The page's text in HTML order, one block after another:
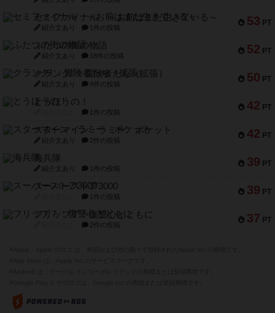
53 PT
セミファイナル ～お前はまだ生きている～
紹介文あり 1件の投稿
52 PT
ふたつの街の物語
紹介文あり 18件の投稿
50 PT
クランク! ：冒険者たち（拡張）
紹介文あり 4件の投稿
42 PT
とうほうの！
1件の投稿
42 PT
スターマイン・ラミー ポケット
紹介文あり 2件の投稿
39 PT
海兵隊
紹介文あり 1件の投稿
39 PT
スーパーストア3000
1件の投稿
37 PT
フリップ７：復讐心とともに
2件の投稿